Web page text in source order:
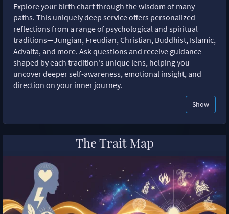
Explore your birth chart through the wisdom of many
paths. This uniquely deep service offers personalized
reflections from a range of psychological and spiritual
traditions—Jungian, Freudian, Christian, Buddhist, Islamic,
Advaita, and more. Ask questions and receive guidance
shaped by each tradition's unique lens, helping you
uncover deeper self-awareness, emotional insight, and
direction on your inner journey.
Show
The Trait Map